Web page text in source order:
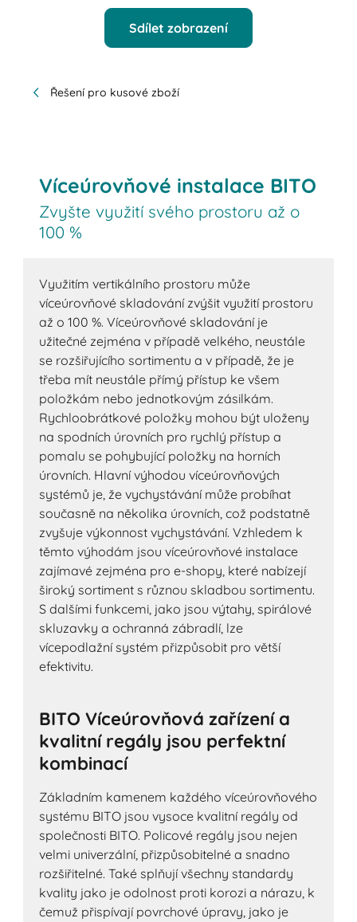
Sdílet zobrazení
Řešení pro kusové zboží
Víceúrovňové instalace BITO
Zvyšte využití svého prostoru až o
100 %
Využitím vertikálního prostoru může
víceúrovňové skladování zvýšit využití prostoru
až o 100 %. Víceúrovňové skladování je
užitečné zejména v případě velkého, neustále
se rozšiřujícího sortimentu a v případě, že je
třeba mít neustále přímý přístup ke všem
položkám nebo jednotkovým zásilkám.
Rychloobrátkové položky mohou být uloženy
na spodních úrovních pro rychlý přístup a
pomalu se pohybující položky na horních
úrovních. Hlavní výhodou víceúrovňových
systémů je, že vychystávání může probíhat
současně na několika úrovních, což podstatně
zvyšuje výkonnost vychystávání. Vzhledem k
těmto výhodám jsou víceúrovňové instalace
zajímavé zejména pro e-shopy, které nabízejí
široký sortiment s různou skladbou sortimentu.
S dalšími funkcemi, jako jsou výtahy, spirálové
skluzavky a ochranná zábradlí, lze
vícepodlažní systém přizpůsobit pro větší
efektivitu.
BITO Víceúrovňová zařízení a
kvalitní regály jsou perfektní
kombinací
Základním kamenem každého víceúrovňového
systému BITO jsou vysoce kvalitní regály od
společnosti BITO. Policové regály jsou nejen
velmi univerzální, přizpůsobitelné a snadno
rozšiřitelné. Také splňují všechny standardy
kvality jako je odolnost proti korozi a nárazu, k
čemuž přispívají povrchové úpravy, jako je